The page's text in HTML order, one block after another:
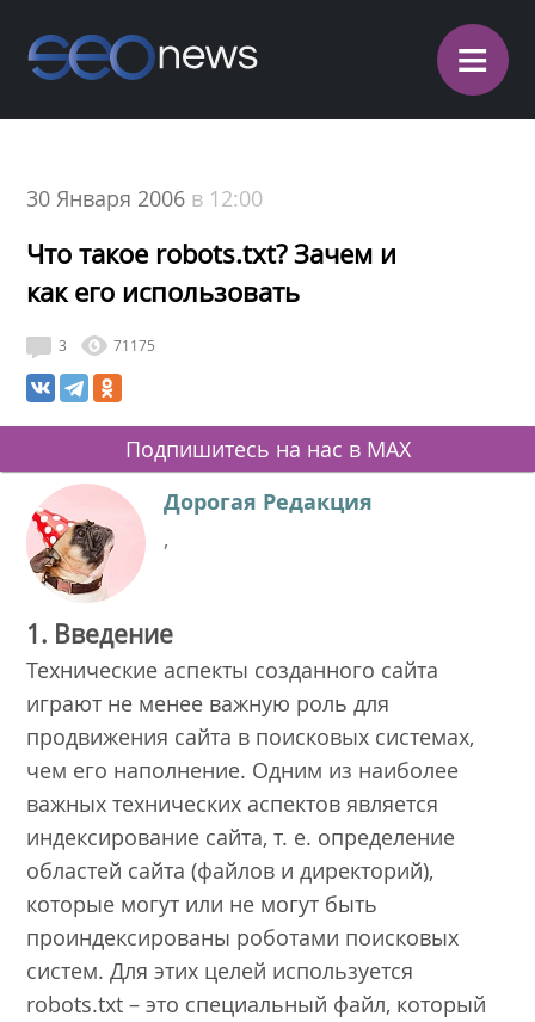
≡
30 Января 2006 в 12:00
Что такое robots.txt? Зачем и
как его использовать
3 71175
Подпишитесь на нас в MAX
Дорогая Редакция
,
1. Введение
Технические аспекты созданного сайта
играют не менее важную роль для
продвижения сайта в поисковых системах,
чем его наполнение. Одним из наиболее
важных технических аспектов является
индексирование сайта, т. е. определение
областей сайта (файлов и директорий),
которые могут или не могут быть
проиндексированы роботами поисковых
систем. Для этих целей используется
robots.txt – это специальный файл, который